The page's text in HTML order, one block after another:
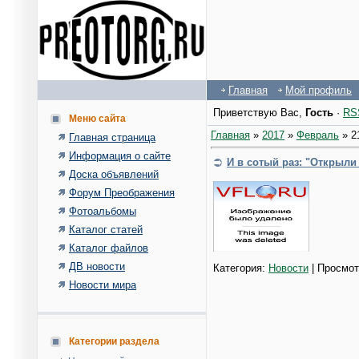
Главная Мой профиль
Меню сайта
Главная страница
Информация о сайте
Доска объявлений
Форум Преображения
Фотоальбомы
Каталог статей
Каталог файлов
ДВ новости
Новости мира
Категории раздела
Приветствую Вас, Гость ·
Главная » 2017 » Февраль »
И в сотый раз:
Категория: Новости |